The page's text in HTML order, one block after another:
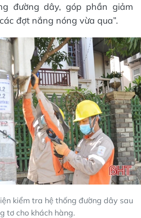
đường dây, góp phần giảm
đợt nắng nóng vừa qua”.
kiểm tra hệ thống đường dây sau
tơ cho khách hàng.